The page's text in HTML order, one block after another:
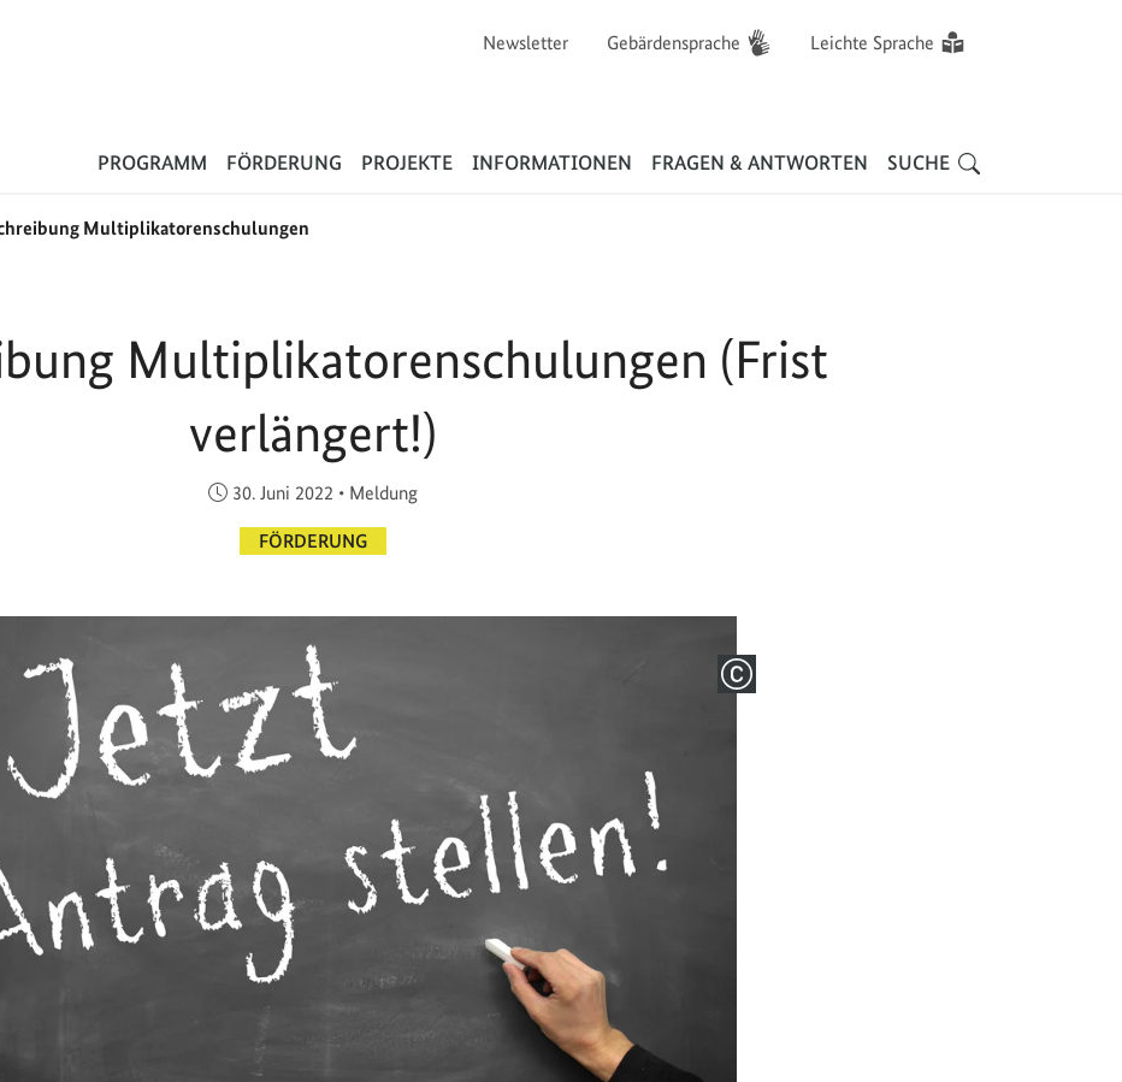
Newsletter Gebärdensprache Leichte Sprache
PROGRAMM FÖRDERUNG PROJEKTE INFORMATIONEN FRAGEN & ANTWORTEN SUCHE
Multiplikatorenschulungen
Multiplikatorenschulungen (Frist
verlängert!)
Veröffentlicht am:
30. Juni 2022 • Meldung
FÖRDERUNG
COPYRIGHT